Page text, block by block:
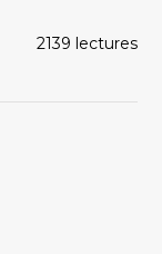
2139 lectures